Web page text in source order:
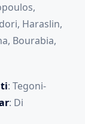
Haraslin,
Bourabia,
: Tegoni-
: Di